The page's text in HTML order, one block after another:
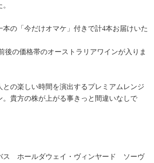
本の「今だけオマケ」付きで計4本お届けいた
後の価格帯のオーストラリアワインが入りま
との楽しい時間を演出するプレミアムレンジ
。貴方の株が上がる事きっと間違いなしで
ス ホールダウェイ・ヴィンヤード ソーヴ